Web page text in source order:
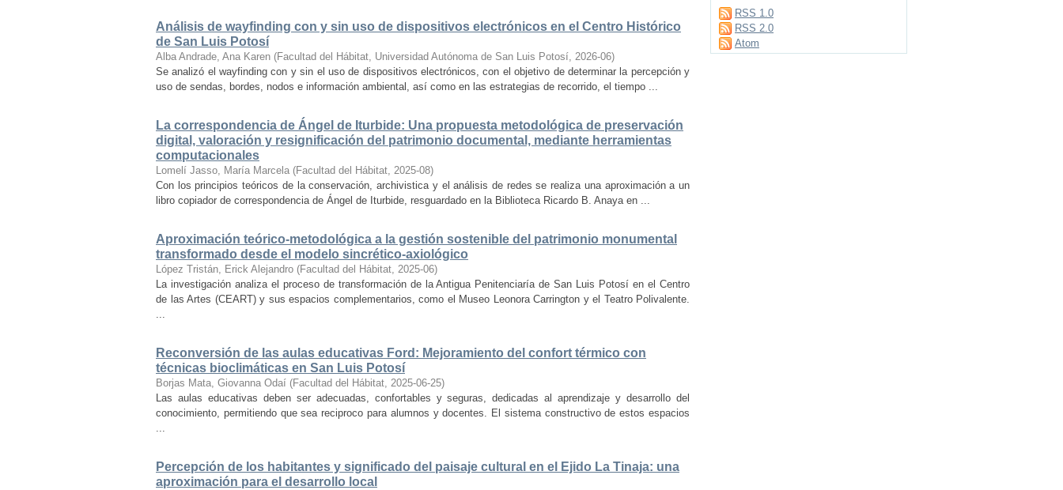
Análisis de wayfinding con y sin uso de dispositivos electrónicos en el Centro Histórico
de San Luis Potosí
Alba Andrade, Ana Karen (Facultad del Hábitat, Universidad Autónoma de San Luis Potosí, 2026-06)
Se analizó el wayfinding con y sin el uso de dispositivos electrónicos, con el objetivo de determinar la percepción y
uso de sendas, bordes, nodos e información ambiental, así como en las estrategias de recorrido, el tiempo ...
La correspondencia de Ángel de Iturbide: Una propuesta metodológica de preservación
digital, valoración y resignificación del patrimonio documental, mediante herramientas
computacionales
Lomelí Jasso, María Marcela (Facultad del Hábitat, 2025-08)
Con los principios teóricos de la conservación, archivistica y el análisis de redes se realiza una aproximación a un
libro copiador de correspondencia de Ángel de Iturbide, resguardado en la Biblioteca Ricardo B. Anaya en ...
Aproximación teórico-metodológica a la gestión sostenible del patrimonio monumental
transformado desde el modelo sincrético-axiológico
López Tristán, Erick Alejandro (Facultad del Hábitat, 2025-06)
La investigación analiza el proceso de transformación de la Antigua Penitenciaría de San Luis Potosí en el Centro
de las Artes (CEART) y sus espacios complementarios, como el Museo Leonora Carrington y el Teatro Polivalente.
...
Reconversión de las aulas educativas Ford: Mejoramiento del confort térmico con
técnicas bioclimáticas en San Luis Potosí
Borjas Mata, Giovanna Odaí (Facultad del Hábitat, 2025-06-25)
Las aulas educativas deben ser adecuadas, confortables y seguras, dedicadas al aprendizaje y desarrollo del
conocimiento, permitiendo que sea reciproco para alumnos y docentes. El sistema constructivo de estos espacios
...
Percepción de los habitantes y significado del paisaje cultural en el Ejido La Tinaja: una
aproximación para el desarrollo local
RSS 1.0
RSS 2.0
Atom